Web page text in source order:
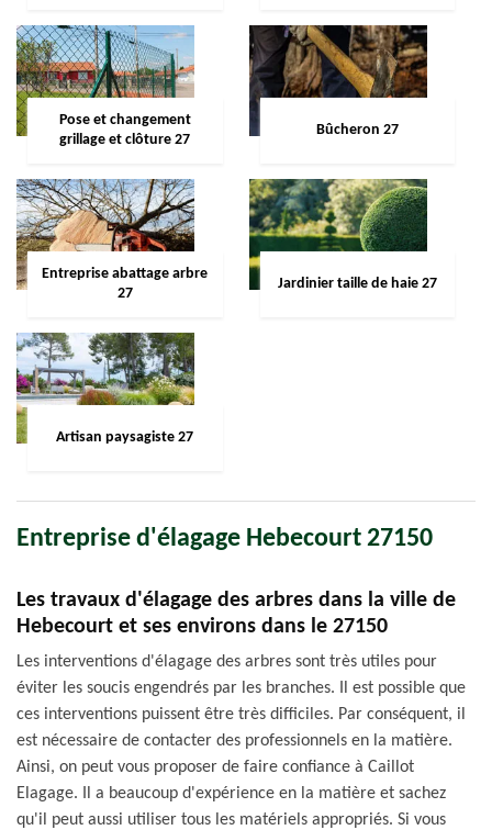
Pose et changement
grillage et clôture 27
Bûcheron 27
Entreprise abattage arbre
27
Jardinier taille de haie 27
Artisan paysagiste 27
Entreprise d'élagage Hebecourt 27150
Les travaux d'élagage des arbres dans la ville de
Hebecourt et ses environs dans le 27150
Les interventions d'élagage des arbres sont très utiles pour
éviter les soucis engendrés par les branches. Il est possible que
ces interventions puissent être très difficiles. Par conséquent, il
est nécessaire de contacter des professionnels en la matière.
Ainsi, on peut vous proposer de faire confiance à Caillot
Elagage. Il a beaucoup d'expérience en la matière et sachez
qu'il peut aussi utiliser tous les matériels appropriés. Si vous